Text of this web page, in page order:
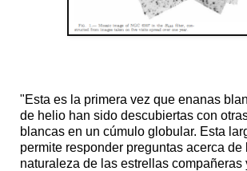
"Esta es la primera vez que enanas
de helio han sido descubiertas con
blancas en un cúmulo globular. Esta
permite responder preguntas acerca de
naturaleza de las estrellas compañeras